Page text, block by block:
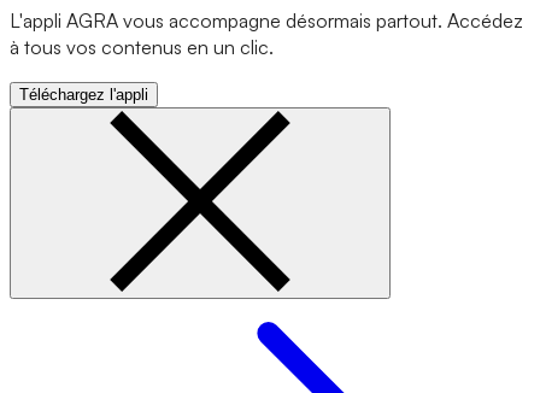
L'appli AGRA vous accompagne désormais partout. Accédez
à tous vos contenus en un clic.
Téléchargez l'appli